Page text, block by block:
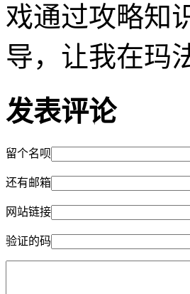
戏通过攻略知
导，让我在玛
发表评论
留个名呗
还有邮箱
网站链接
验证的码